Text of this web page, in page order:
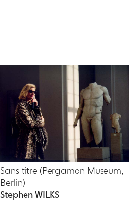
Sans titre (Pergamon Museum,
Berlin)
Stephen WILKS